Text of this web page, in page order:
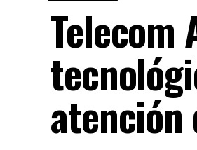
Telecom
atención